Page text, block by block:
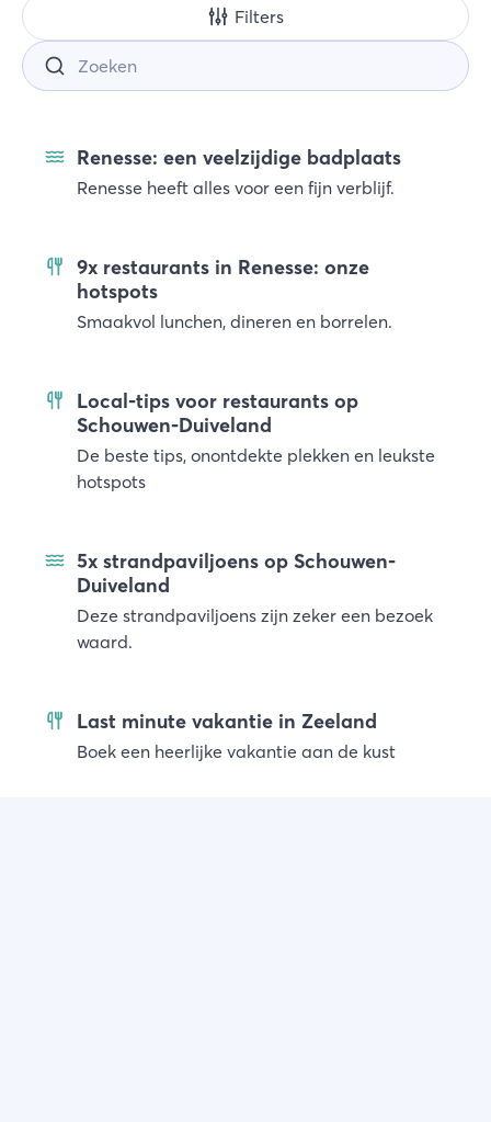
Filters
Renesse: een veelzijdige badplaats
Renesse heeft alles voor een fijn verblijf.
9x restaurants in Renesse: onze
hotspots
Smaakvol lunchen, dineren en borrelen.
Local-tips voor restaurants op
Schouwen-Duiveland
De beste tips, onontdekte plekken en leukste
hotspots
5x strandpaviljoens op Schouwen-
Duiveland
Deze strandpaviljoens zijn zeker een bezoek
waard.
Last minute vakantie in Zeeland
Boek een heerlijke vakantie aan de kust